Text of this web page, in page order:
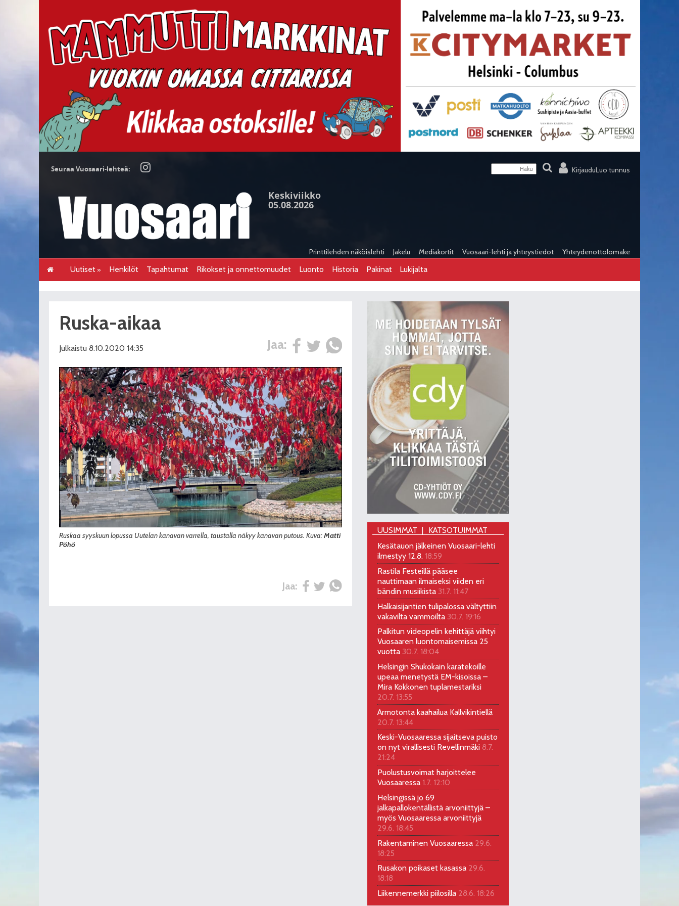
KirjauduLuo tunnus
Seuraa Vuosaari-lehteä:
Keskiviikko
05.08.2026
Printtilehden näköislehti Jakelu Mediakortit Vuosaari-lehti ja yhteystiedot Yhteydenottolomake
Uutiset Henkilöt Tapahtumat Rikokset ja onnettomuudet Luonto Historia Pakinat Lukijalta
Ruska-aikaa
Jaa:
Julkaistu 8.10.2020 14:35
Ruskaa syyskuun lopussa Uutelan kanavan varrella, taustalla näkyy kanavan putous. Kuva:Matti
Pöhö
Jaa:
UUSIMMAT
KATSOTUIMMAT
Kesätauon jälkeinen Vuosaari-lehti
ilmestyy 12.8. 18:59
Rastila Festeillä pääsee
nauttimaan ilmaiseksi viiden eri
bändin musiikista 31.7. 11:47
Halkaisijantien tulipalossa vältyttiin
vakavilta vammoilta 30.7. 19:16
Palkitun videopelin kehittäjä viihtyi
Vuosaaren luontomaisemissa 25
vuotta 30.7. 18:04
Helsingin Shukokain karatekoille
upeaa menetystä EM-kisoissa –
Mira Kokkonen tuplamestariksi
20.7. 13:55
Armotonta kaahailua Kallvikintiellä
20.7. 13:44
Keski-Vuosaaressa sijaitseva puisto
on nyt virallisesti Revellinmäki 8.7.
21:24
Puolustusvoimat harjoittelee
Vuosaaressa 1.7. 12:10
Helsingissä jo 69
jalkapallokentällistä arvoniittyjä –
myös Vuosaaressa arvoniittyjä
29.6. 18:45
Rakentaminen Vuosaaressa 29.6.
18:25
Rusakon poikaset kasassa 29.6.
18:18
Liikennemerkki piilosilla 28.6. 18:26